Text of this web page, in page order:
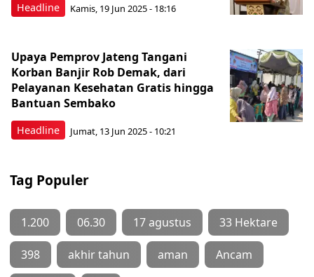
Headline Kamis, 19 Jun 2025 - 18:16
Headline
Upaya Pemprov Jateng Tangani
Korban Banjir Rob Demak, dari
Pelayanan Kesehatan Gratis hingga
Bantuan Sembako
Jumat, 13 Jun 2025 - 10:21
Tag Populer
1.200 06.30 17 agustus 33 Hektare
398 akhir tahun aman Ancam